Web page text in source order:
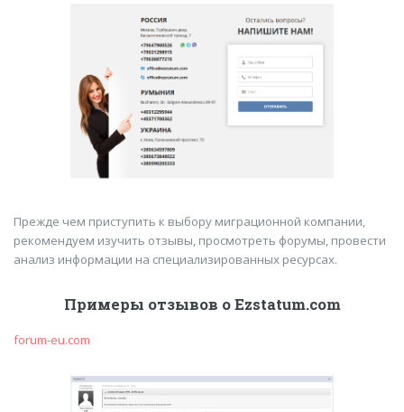
Прежде чем приступить к выбору миграционной компании,
рекомендуем изучить отзывы, просмотреть форумы, провести
анализ информации на специализированных ресурсах.
Примеры отзывов о Ezstatum.com
forum-eu.com